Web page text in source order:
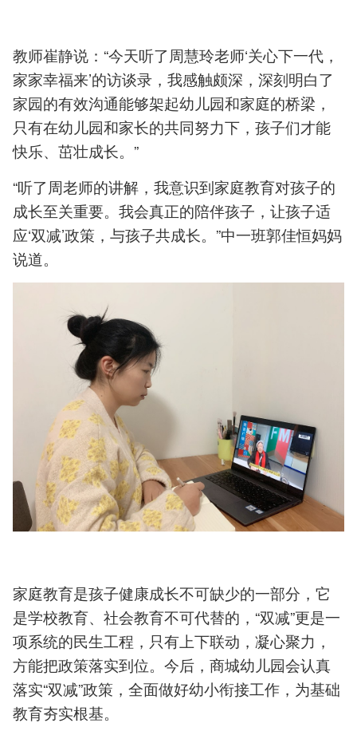
教师崔静说：“今天听了周慧玲老师‘关心下一代，
家家幸福来’的访谈录，我感触颇深，深刻明白了
家园的有效沟通能够架起幼儿园和家庭的桥梁，
只有在幼儿园和家长的共同努力下，孩子们才能
快乐、茁壮成长。”
“听了周老师的讲解，我意识到家庭教育对孩子的
成长至关重要。我会真正的陪伴孩子，让孩子适
应‘双减’政策，与孩子共成长。”中一班郭佳恒妈妈
说道。
家庭教育是孩子健康成长不可缺少的一部分，它
是学校教育、社会教育不可代替的，“双减”更是一
项系统的民生工程，只有上下联动，凝心聚力，
方能把政策落实到位。今后，商城幼儿园会认真
落实“双减”政策，全面做好幼小衔接工作，为基础
教育夯实根基。